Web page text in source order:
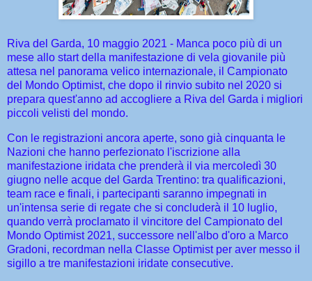
Riva del Garda, 10 maggio 2021 - Manca poco più di un
mese allo start della manifestazione di vela giovanile più
attesa nel panorama velico internazionale, il Campionato
del Mondo Optimist, che dopo il rinvio subito nel 2020 si
prepara quest'anno ad accogliere a Riva del Garda i migliori
piccoli velisti del mondo.
Con le registrazioni ancora aperte, sono già cinquanta le
Nazioni che hanno perfezionato l'iscrizione alla
manifestazione iridata che prenderà il via mercoledì 30
giugno nelle acque del Garda Trentino: tra qualificazioni,
team race e finali, i partecipanti saranno impegnati in
un'intensa serie di regate che si concluderà il 10 luglio,
quando verrà proclamato il vincitore del Campionato del
Mondo Optimist 2021, successore nell'albo d'oro a Marco
Gradoni, recordman nella Classe Optimist per aver messo il
sigillo a tre manifestazioni iridate consecutive.